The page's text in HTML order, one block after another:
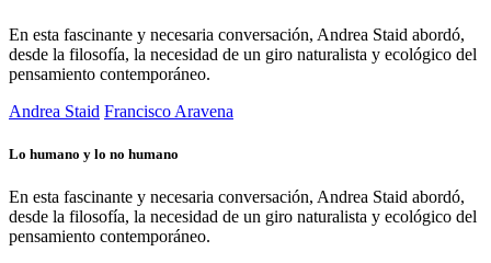
En esta fascinante y necesaria conversación, Andrea Staid abordó,
desde la filosofía, la necesidad de un giro naturalista y ecológico del
pensamiento contemporáneo.
Andrea Staid Francisco Aravena
Lo humano y lo no humano
En esta fascinante y necesaria conversación, Andrea Staid abordó,
desde la filosofía, la necesidad de un giro naturalista y ecológico del
pensamiento contemporáneo.